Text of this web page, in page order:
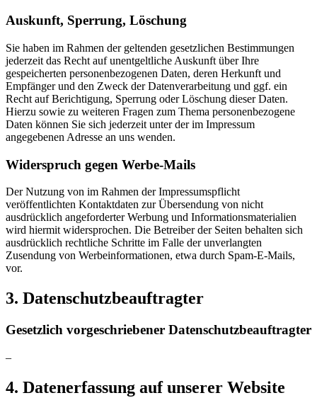
Auskunft, Sperrung, Löschung
Sie haben im Rahmen der geltenden gesetzlichen Bestimmungen
jederzeit das Recht auf unentgeltliche Auskunft über Ihre
gespeicherten personenbezogenen Daten, deren Herkunft und
Empfänger und den Zweck der Datenverarbeitung und ggf. ein
Recht auf Berichtigung, Sperrung oder Löschung dieser Daten.
Hierzu sowie zu weiteren Fragen zum Thema personenbezogene
Daten können Sie sich jederzeit unter der im Impressum
angegebenen Adresse an uns wenden.
Widerspruch gegen Werbe-Mails
Der Nutzung von im Rahmen der Impressumspflicht
veröffentlichten Kontaktdaten zur Übersendung von nicht
ausdrücklich angeforderter Werbung und Informationsmaterialien
wird hiermit widersprochen. Die Betreiber der Seiten behalten sich
ausdrücklich rechtliche Schritte im Falle der unverlangten
Zusendung von Werbeinformationen, etwa durch Spam-E-Mails,
vor.
3. Datenschutzbeauftragter
Gesetzlich vorgeschriebener Datenschutzbeauftragter
–
4. Datenerfassung auf unserer Website